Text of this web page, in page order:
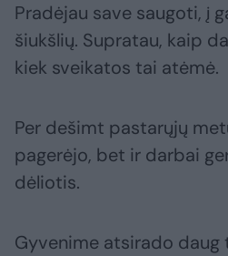
Pradėjau save saugoti, į
šiukšlių. Supratau, kaip
kiek sveikatos tai atėmė.
Per dešimt pastarųjų
pagerėjo, bet ir darbai
dėliotis.
Gyvenime atsirado daug